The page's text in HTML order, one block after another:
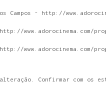
Campos - http://
www.adorocinema.com/
www.adorocinema.com/
Confirmar com os